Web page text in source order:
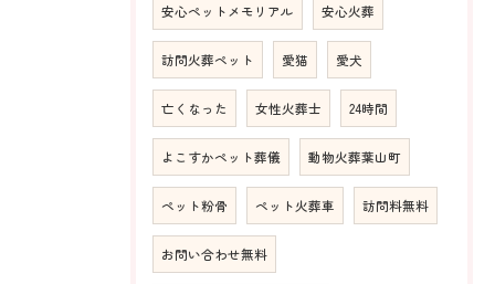
安心ペットメモリアル 安心火葬
訪問火葬ペット 愛猫 愛犬
亡くなった 女性火葬士 24時間
よこすかペット葬儀 動物火葬葉山町
ペット粉骨 ペット火葬車 訪問料無料
お問い合わせ無料